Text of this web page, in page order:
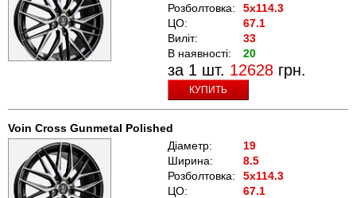
Розболтовка:
5x114.3
ЦО:
67.1
Виліт:
33
В наявності:
20
за 1 шт. 12628 грн.
КУПИТЬ
Voin Cross Gunmetal Polished
Діаметр:
19
Ширина:
8.5
Розболтовка:
5x114.3
ЦО:
67.1